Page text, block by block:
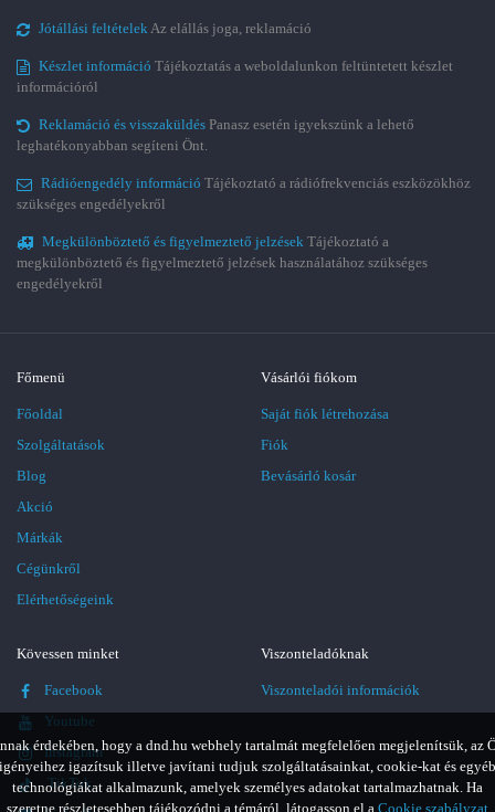
érdekében, hogy a dnd.hu webhely tartalmát megfelelően megjelenítsük, az
igényeihez igazítsuk illetve javítani tudjuk szolgáltatásainkat, cookie-kat és egyéb
technológiákat alkalmazunk, amelyek személyes adatokat tartalmazhatnak. Ha
szeretne részletesebben tájékozódni a témáról, látogasson el a Cookie szabályzat
Jótállási feltételekAz elállás joga, reklamáció
Készlet információ Tájékoztatás a weboldalunkon feltüntetett készlet
információról
Reklamáció és visszaküldés Panasz esetén igyekszünk a lehető
leghatékonyabban segíteni Önt.
Rádióengedély információ Tájékoztató a rádiófrekvenciás eszközökhöz
szükséges engedélyekről
Megkülönböztető és figyelmeztető jelzések Tájékoztató a
megkülönböztető és figyelmeztető jelzések használatához szükséges
engedélyekről
Főmenü
Főoldal
Szolgáltatások
Blog
Akció
Márkák
Cégünkről
Elérhetőségeink
Vásárlói fiókom
Saját fiók létrehozása
Fiók
Bevásárló kosár
Kövessen minket
Facebook
Youtube
Instagram
TikTok
Viszonteladóknak
Viszonteladói információk